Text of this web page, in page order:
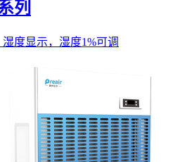
列
度显示，湿度1%可调